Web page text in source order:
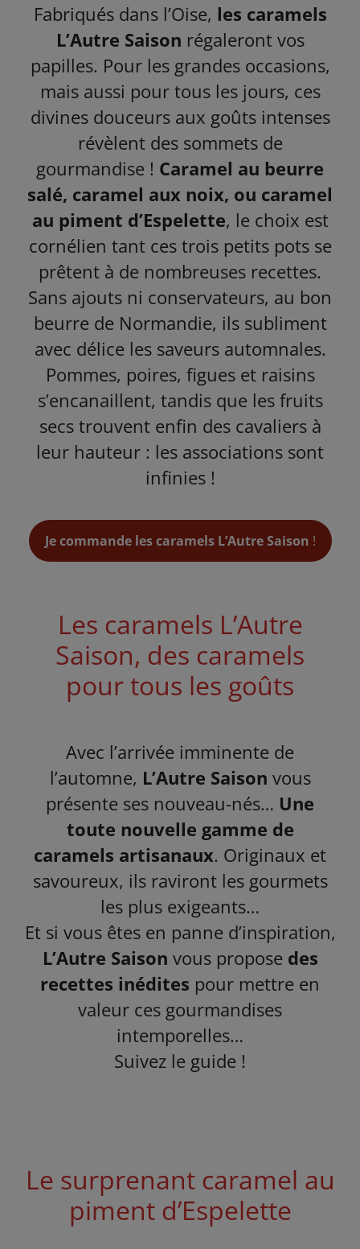
Fabriqués dans l’Oise, les caramels
L’Autre Saison régaleront vos
papilles. Pour les grandes occasions,
mais aussi pour tous les jours, ces
divines douceurs aux goûts intenses
révèlent des sommets de
gourmandise ! Caramel au beurre
salé, caramel aux noix, ou caramel
au piment d’Espelette, le choix est
cornélien tant ces trois petits pots se
prêtent à de nombreuses recettes.
Sans ajouts ni conservateurs, au bon
beurre de Normandie, ils subliment
avec délice les saveurs automnales.
Pommes, poires, figues et raisins
s’encanaillent, tandis que les fruits
secs trouvent enfin des cavaliers à
leur hauteur : les associations sont
infinies !
Je commande les caramels L’Autre Saison !
Les caramels L’Autre
Saison, des caramels
pour tous les goûts
Avec l’arrivée imminente de
l’automne, L’Autre Saison vous
présente ses nouveau-nés… Une
toute nouvelle gamme de
caramels artisanaux. Originaux et
savoureux, ils raviront les gourmets
les plus exigeants…
Et si vous êtes en panne d’inspiration,
L’Autre Saison vous propose des
recettes inédites pour mettre en
valeur ces gourmandises
intemporelles…
Suivez le guide !
Le surprenant caramel au
piment d’Espelette